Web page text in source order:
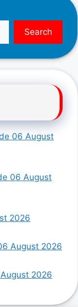
Search
06 August
06 August
2026
August 2026
2026